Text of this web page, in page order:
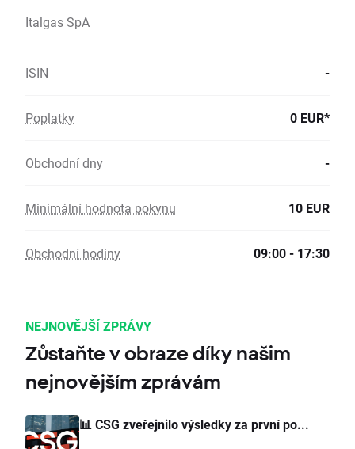
Italgas SpA
ISIN -
Poplatky 0 EUR*
Obchodní dny -
Minimální hodnota pokynu 10 EUR
Obchodní hodiny 09:00 - 17:30
NEJNOVĚJŠÍ ZPRÁVY
Zůstaňte v obraze díky našim
nejnovějším zprávám
📊 CSG zveřejnilo výsledky za první po...